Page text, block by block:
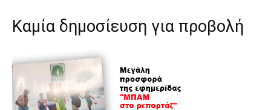
Καμία δημοσίευση για προβολή